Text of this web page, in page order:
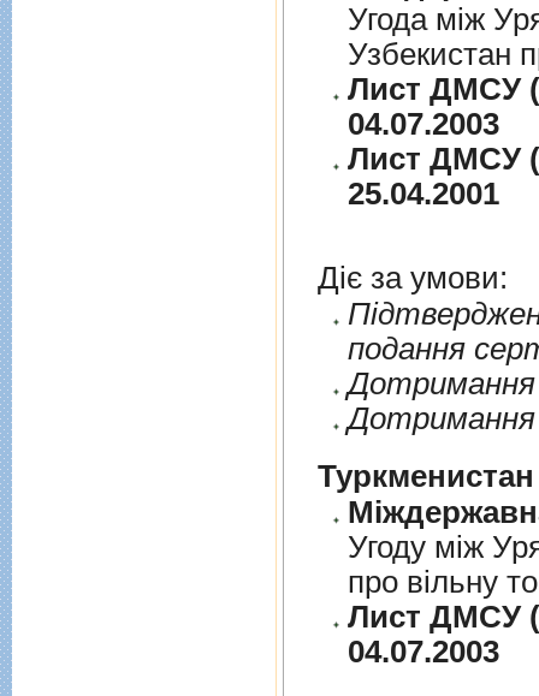
Угода між
Узбекистан
Лист ДМСУ
04.07.2003
Лист ДМСУ
25.04.2001
Діє за умови:
подання
Дотримання
Дотримання
Туркменистан
Угоду між
про вільну
Лист ДМСУ
04.07.2003